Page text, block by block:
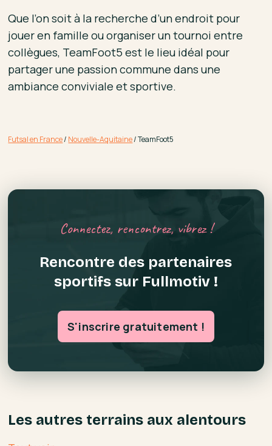
Que l’on soit à la recherche d’un endroit pour
jouer en famille ou organiser un tournoi entre
collègues, TeamFoot5 est le lieu idéal pour
partager une passion commune dans une
ambiance conviviale et sportive.
Futsal en France/ Nouvelle-Aquitaine/TeamFoot5
Connectez, rencontrez, vibrez !
Rencontre des partenaires
sportifs sur Fullmotiv !
S'inscrire gratuitement !
Les autres terrains aux alentours